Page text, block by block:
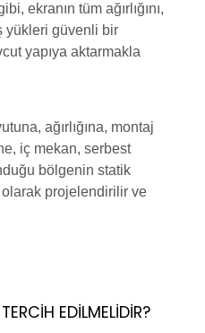
ekranın tüm ağırlığını,
yükleri güvenli bir
yapıya aktarmakla
ağırlığına, montaj
iç mekan, serbest
bölgenin statik
projelendirilir ve
EDILMELIDIR?